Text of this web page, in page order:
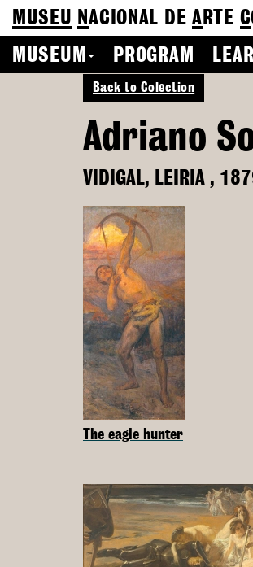
MUSEU NACIONAL DEA RTE C
MUSEUM
PROGRAM
Back to Colection
Adriano
VIDIGAL, LEIRIA ,
The eagle hunter